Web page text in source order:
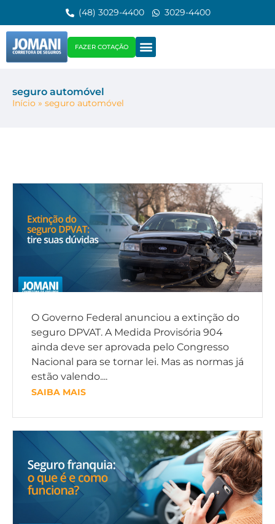
(48) 3029-4400 3029-4400
FAZER COTAÇÃO
seguro automóvel
Início » seguro automóvel
O Governo Federal anunciou a extinção do
seguro DPVAT. A Medida Provisória 904
ainda deve ser aprovada pelo Congresso
Nacional para se tornar lei. Mas as normas já
estão valendo....
SAIBA MAIS